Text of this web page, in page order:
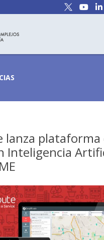
lanza plataforma
Inteligencia